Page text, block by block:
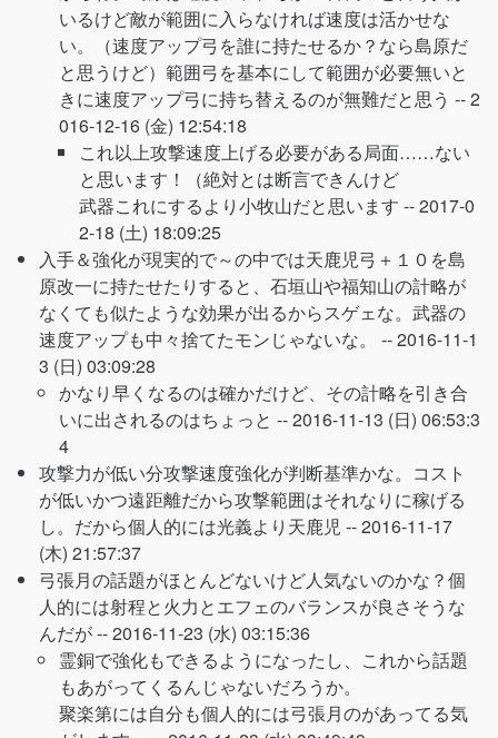
いるけど敵が範囲に入らなければ速度は活かせな
い。（速度アップ弓を誰に持たせるか？なら島原だ
と思うけど）範囲弓を基本にして範囲が必要無いと
きに速度アップ弓に持ち替えるのが無難だと思う --2
016-12-16 (金) 12:54:18
これ以上攻撃速度上げる必要がある局面……ない
と思います！（絶対とは断言できんけど
武器これにするより小牧山だと思います --2017-0
2-18 (土) 18:09:25
入手＆強化が現実的で～の中では天鹿児弓＋１０を島
原改一に持たせたりすると、石垣山や福知山の計略が
なくても似たような効果が出るからスゲェな。武器の
速度アップも中々捨てたモンじゃないな。 --2016-11-1
3 (日) 03:09:28
かなり早くなるのは確かだけど、その計略を引き合
いに出されるのはちょっと --2016-11-13 (日) 06:53:3
4
攻撃力が低い分攻撃速度強化が判断基準かな。コスト
が低いかつ遠距離だから攻撃範囲はそれなりに稼げる
し。だから個人的には光義より天鹿児 --2016-11-17
(木) 21:57:37
弓張月の話題がほとんどないけど人気ないのかな？個
人的には射程と火力とエフェのバランスが良さそうな
んだが --2016-11-23 (水) 03:15:36
霊銅で強化もできるようになったし、これから話題
もあがってくるんじゃないだろうか。
聚楽第には自分も個人的には弓張月のがあってる気